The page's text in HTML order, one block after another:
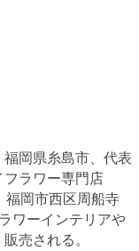
岡県糸島市、代表
ラワー専門店
福岡市西区周船寺
ワーインテリアや
売される。